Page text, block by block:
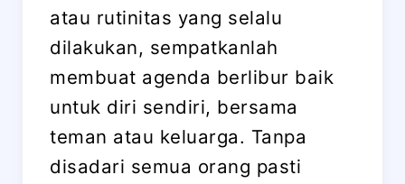
atau rutinitas yang selalu
dilakukan, sempatkanlah
membuat agenda berlibur baik
untuk diri sendiri, bersama
teman atau keluarga. Tanpa
disadari semua orang pasti